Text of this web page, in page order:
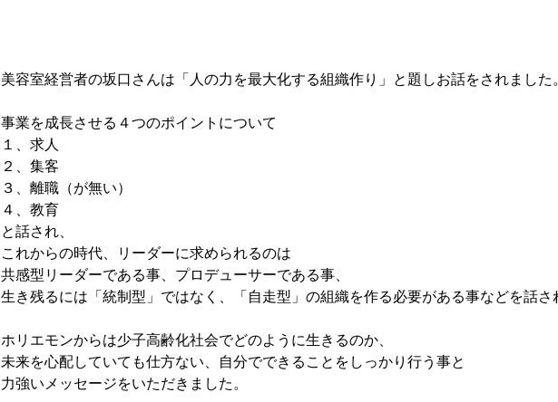
美容室経営者の坂口さんは「人の力を最大化する組織作り」と題しお話をされました
事業を成長させる４つのポイントについて
１、求人
２、集客
３、離職（が無い）
４、教育
と話され、
これからの時代、リーダーに求められるのは
共感型リーダーである事、プロデューサーである事、
生き残るには「統制型」ではなく、「自走型」の組織を作る必要がある事などを話さ
ホリエモンからは少子高齢化社会でどのように生きるのか、
未来を心配していても仕方ない、自分でできることをしっかり行う事と
力強いメッセージをいただきました。